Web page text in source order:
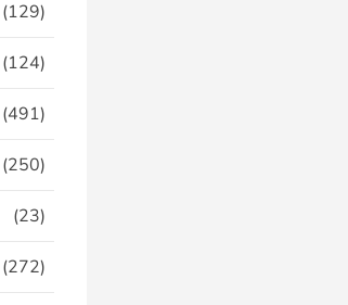
(129)
(124)
(491)
(250)
(23)
(272)